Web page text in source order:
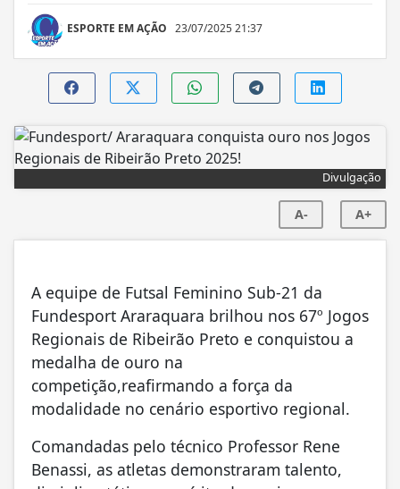
ESPORTE EM AÇÃO 23/07/2025 21:37
Divulgação
A- A+
A equipe de Futsal Feminino Sub-21 da
Fundesport Araraquara brilhou nos 67º Jogos
Regionais de Ribeirão Preto e conquistou a
medalha de ouro na
competição,reafirmando a força da
modalidade no cenário esportivo regional.
Comandadas pelo técnico Professor Rene
Benassi, as atletas demonstraram talento,